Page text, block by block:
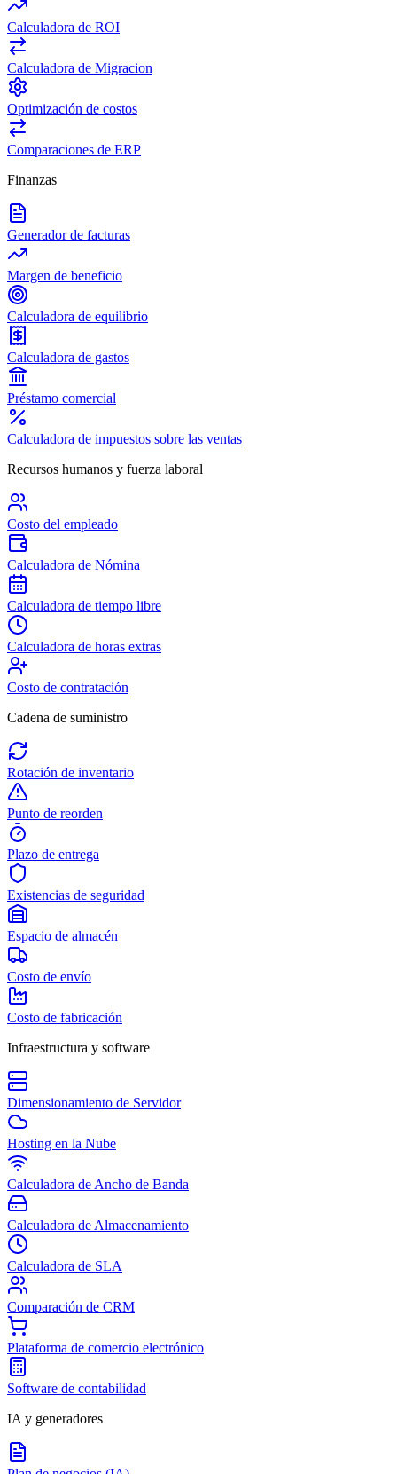
Calculadora de ROI
Calculadora de Migracion
Optimización de costos
Comparaciones de ERP
Finanzas
Generador de facturas
Margen de beneficio
Calculadora de equilibrio
Calculadora de gastos
Préstamo comercial
Calculadora de impuestos sobre las ventas
Recursos humanos y fuerza laboral
Costo del empleado
Calculadora de Nómina
Calculadora de tiempo libre
Calculadora de horas extras
Costo de contratación
Cadena de suministro
Rotación de inventario
Punto de reorden
Plazo de entrega
Existencias de seguridad
Espacio de almacén
Costo de envío
Costo de fabricación
Infraestructura y software
Dimensionamiento de Servidor
Hosting en la Nube
Calculadora de Ancho de Banda
Calculadora de Almacenamiento
Calculadora de SLA
Comparación de CRM
Plataforma de comercio electrónico
Software de contabilidad
IA y generadores